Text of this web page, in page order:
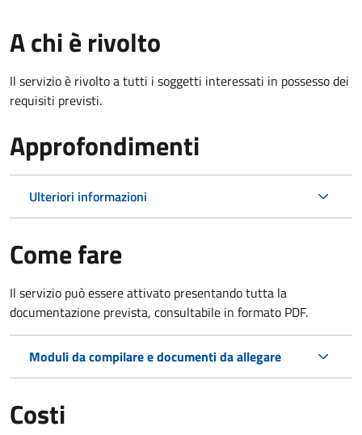
A chi è rivolto
Il servizio è rivolto a tutti i soggetti interessati in possesso dei
requisiti previsti.
Approfondimenti
Ulteriori informazioni
Come fare
Il servizio può essere attivato presentando tutta la
documentazione prevista, consultabile in formato PDF.
Moduli da compilare e documenti da allegare
Costi